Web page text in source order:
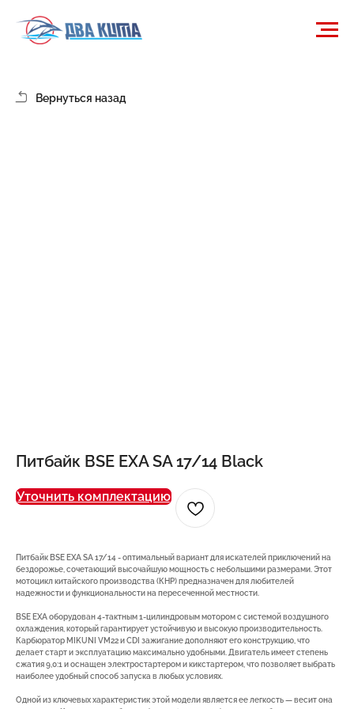
Питбайк BSE EXA SA 17/14 Black
Уточнить комплектацию
Питбайк BSE EXA SA 17/14 - оптимальный вариант для искателей приключений на
бездорожье, сочетающий высочайшую мощность с небольшими размерами. Этот
мотоцикл китайского производства (КНР) предназначен для любителей
надежности и функциональности на пересеченной местности.
BSE EXA оборудован 4-тактным 1-цилиндровым мотором с системой воздушного
охлаждения, который гарантирует устойчивую и высокую производительность.
Карбюратор MIKUNI VM22 и CDI зажигание дополняют его конструкцию, что
делает старт и эксплуатацию максимально удобными. Двигатель имеет степень
сжатия 9,0:1 и оснащен электростартером и кикстартером, что позволяет выбрать
наиболее удобный способ запуска в любых условиях.
Одной из ключевых характеристик этой модели является ее легкость — весит она